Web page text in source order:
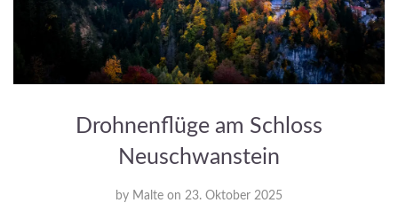
Drohnenflüge am Schloss
Neuschwanstein
by Malte on 23. Oktober 2025